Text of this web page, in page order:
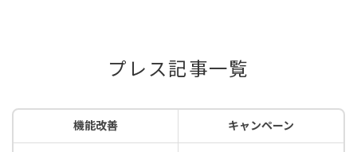
プレス記事一覧
機能改善 キャンペーン